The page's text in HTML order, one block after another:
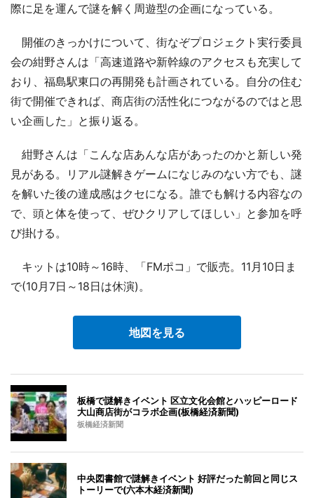
際に足を運んで謎を解く周遊型の企画になっている。
開催のきっかけについて、街なぞプロジェクト実行委員
会の紺野さんは「高速道路や新幹線のアクセスも充実して
おり、福島駅東口の再開発も計画されている。自分の住む
街で開催できれば、商店街の活性化につながるのではと思
い企画した」と振り返る。
紺野さんは「こんな店あんな店があったのかと新しい発
見がある。リアル謎解きゲームになじみのない方でも、謎
を解いた後の達成感はクセになる。誰でも解ける内容なの
で、頭と体を使って、ぜひクリアしてほしい」と参加を呼
び掛ける。
キットは10時～16時、「FMポコ」で販売。11月10日ま
で(10月7日～18日は休演)。
地図を見る
板橋で謎解きイベント 区立文化会館とハッピーロード
大山商店街がコラボ企画(板橋経済新聞)
板橋経済新聞
中央図書館で謎解きイベント 好評だった前回と同じス
トーリーで(六本木経済新聞)